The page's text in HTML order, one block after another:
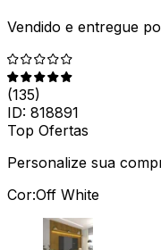
Vendido e entregue
(135)
ID: 818891
Top Ofertas
Personalize sua
Cor:Off White